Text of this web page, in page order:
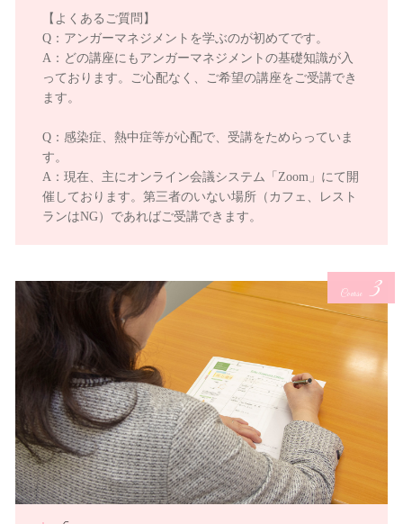
【よくあるご質問】
Q：アンガーマネジメントを学ぶのが初めてです。
A：どの講座にもアンガーマネジメントの基礎知識が入
っております。ご心配なく、ご希望の講座をご受講でき
ます。
Q：感染症、熱中症等が心配で、受講をためらっていま
す。
A：現在、主にオンライン会議システム「Zoom」にて開
催しております。第三者のいない場所（カフェ、レスト
ランはNG）であればご受講できます。
Course 3